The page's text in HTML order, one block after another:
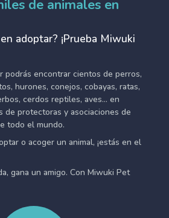
de animales en
adoptar? ¡Prueba Miwuki
podrás encontrar cientos de perros,
hurones, conejos, cobayas, ratas,
cerdos reptiles, aves... en
de protectoras y asociaciones de
todo el mundo.
o acoger un animal, ¡estás en el
gana un amigo. Con Miwuki Pet